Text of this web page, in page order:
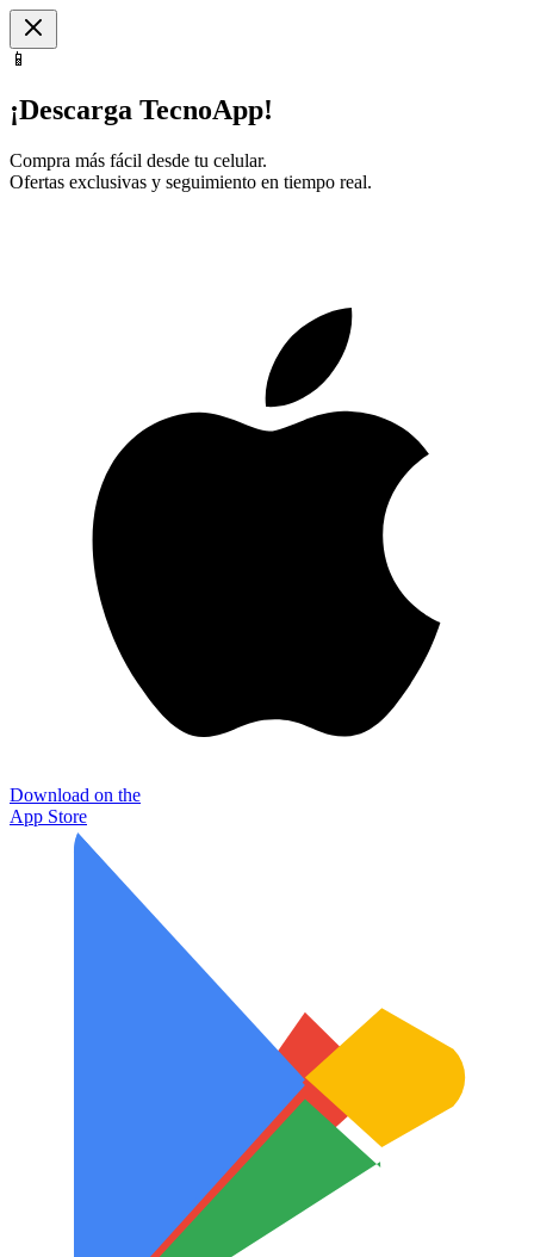
📱
¡Descarga TecnoApp!
Compra más fácil desde tu celular.
Ofertas exclusivas y seguimiento en tiempo real.
Download on the
App Store